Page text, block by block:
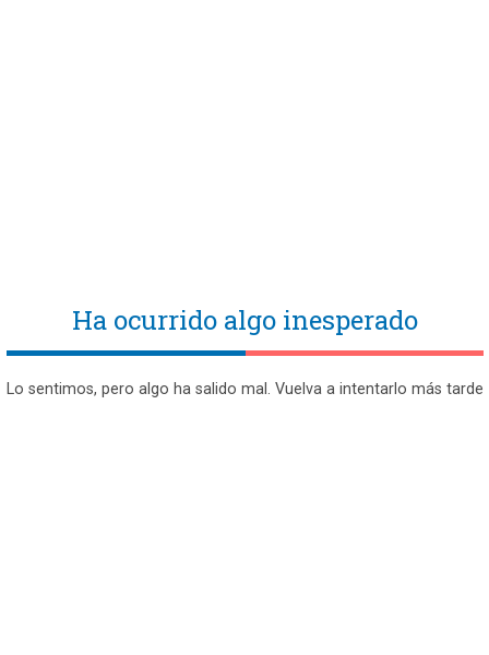
Ha ocurrido algo inesperado
Lo sentimos, pero algo ha salido mal. Vuelva a intentarlo más tarde